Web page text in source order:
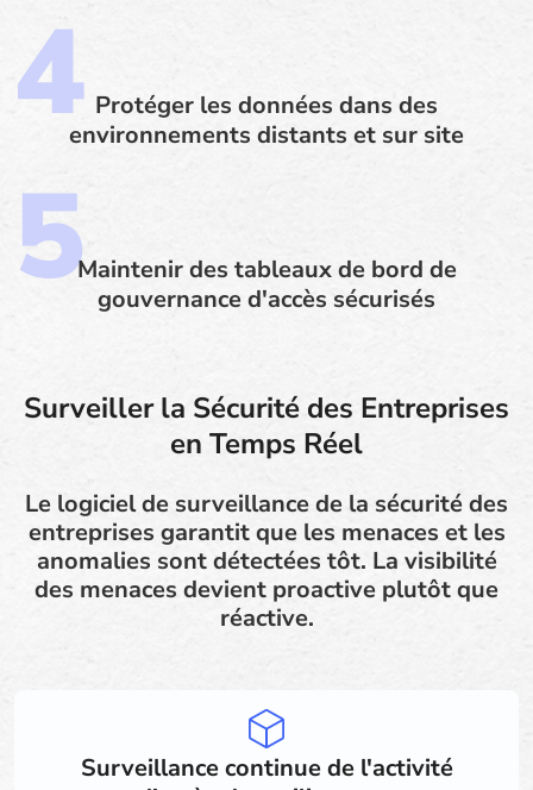
Protéger les données dans des
environnements distants et sur site
Maintenir des tableaux de bord de
gouvernance d'accès sécurisés
Surveiller la Sécurité des Entreprises
en Temps Réel
Le logiciel de surveillance de la sécurité des
entreprises garantit que les menaces et les
anomalies sont détectées tôt. La visibilité
des menaces devient proactive plutôt que
réactive.
Surveillance continue de l'activité